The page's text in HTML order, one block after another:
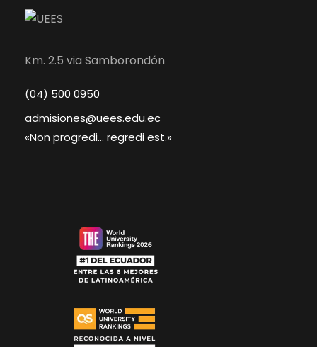
Km. 2.5 via Samborondón
(04) 500 0950
admisiones@uees.edu.ec
«Non progredi... regredi est.»